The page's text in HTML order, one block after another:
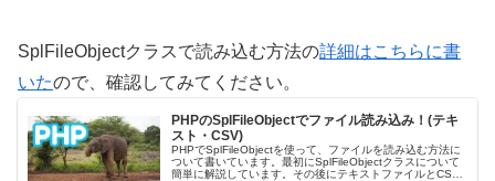
SplFileObjectクラスで読み込む方法の詳細はこちらに書
いたので、確認してみてください。
PHPのSplFileObjectでファイル読み込み！(テキ
スト・CSV)
PHPでSplFileObjectを使って、ファイルを読み込む方法に
ついて書いています。最初にSplFileObjectクラスについて
簡単に解説しています。その後にテキストファイルとCSV